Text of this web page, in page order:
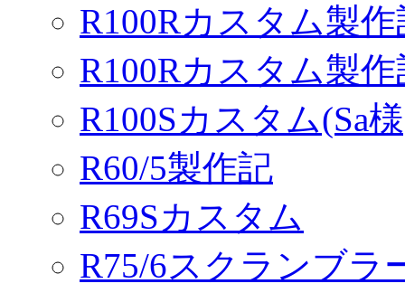
R100Rカスタム製作
R100Rカスタム製
R100Sカスタム(Sa
R60/5製作記
R69Sカスタム
R75/6スクランブラ